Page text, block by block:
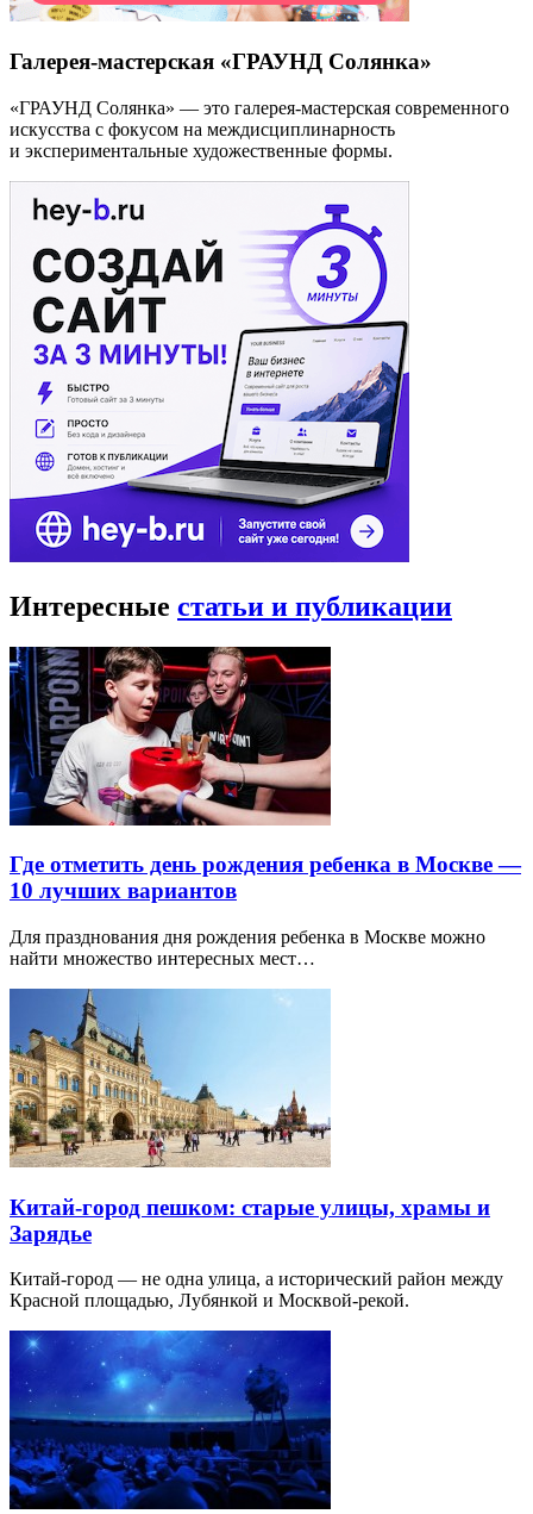
Галерея-мастерская «ГРАУНД Солянка»
«ГРАУНД Солянка» — это галерея-мастерская современного
искусства с фокусом на междисциплинарность
и экспериментальные художественные формы.
Интересные статьи и публикации
Где отметить день рождения ребенка в Москве —
10 лучших вариантов
Для празднования дня рождения ребенка в Москве можно
найти множество интересных мест…
Китай-город пешком: старые улицы, храмы и
Зарядье
Китай-город — не одна улица, а исторический район между
Красной площадью, Лубянкой и Москвой-рекой.